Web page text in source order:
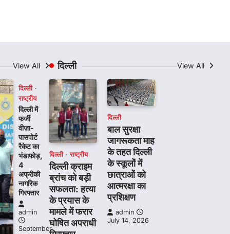
View All
दिल्ली
राष्ट्रीय
दिल्ली में
फर्जी
वीज़ा-
पासपोर्ट
रैकेट का
भंडाफोड़,
4
अफ्रीकी
नागरिक
गिरफ्तार
admin
September
दिल्ली View All
दिल्ली राष्ट्रीय
दिल्ली क्राइम
ब्रांच को बड़ी
सफलता: हत्या
के प्रयास के
मामले में फरार
घोषित अपराधी
दिल्ली
बाल सुरक्षा
जागरूकता माह
के तहत दिल्ली
के स्कूलों में
छात्राओं को
आत्मरक्षा का
प्रशिक्षण
admin
July 14, 2026